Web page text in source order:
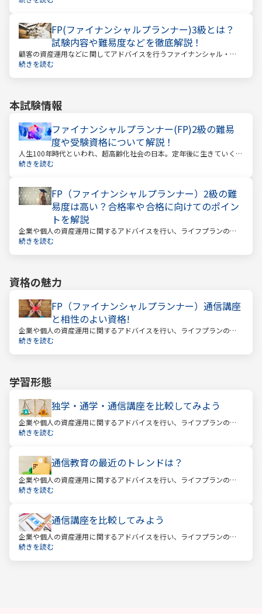
FP(ファイナンシャルプランナー)3級とは？
試験内容や難易度などを徹底解説！
顧客の資産運用などに関してアドバイスを行うファイナンシャル・プ
ランナー。このファイナンシャル・プランナーとして働くときに、大
続きを読む
本試験情報
ファイナンシャルプランナー(FP)2級の難易
度や受験資格について解説！
人生100年時代といわれ、超高齢化社会の日本。定年後に生きていく時
間も当然長くなっています。今どんな年齢の人でも、安心して暮らし
続きを読む
FP（ファイナンシャルプランナー）2級の難
易度は高い？合格率や合格に向けてのポイン
トを解説
企業や個人の資産運用に関するアドバイスを行い、ライフプランの設
計を提案するファイナンシャルプランナー。
続きを読む
資格の魅力
FP（ファイナンシャルプランナー）通信講座
と相性のよい資格!
企業や個人の資産運用に関するアドバイスを行い、ライフプランの設
計を提案するファイナンシャルプランナー
続きを読む
学習形態
独学・通学・通信講座を比較してみよう
企業や個人の資産運用に関するアドバイスを行い、ライフプランの設
計を提案するファイナンシャルプランナー。
続きを読む
通信教育の最近のトレンドは？
企業や個人の資産運用に関するアドバイスを行い、ライフプランの設
計を提案するファイナンシャルプランナー。
続きを読む
通信講座を比較してみよう
企業や個人の資産運用に関するアドバイスを行い、ライフプランの設
計を提案するファイナンシャルプランナー。
続きを読む